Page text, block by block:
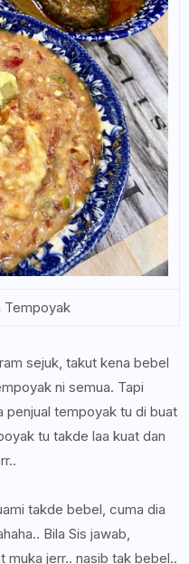
Tempoyak
sejuk, takut kena bebel
ni semua. Tapi
penjual tempoyak tu di buat
tu takde laa kuat dan
takde bebel, cuma dia
Bila Sis jawab,
jerr.. nasib tak bebel..